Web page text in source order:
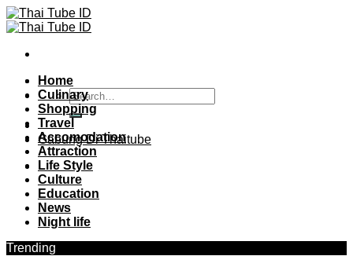
Skip
to
Gabung Di Thaitube
Home
Culinary
Shopping
Travel
Accomodation
Attraction
Life Style
Culture
Education
News
Night life
Trending